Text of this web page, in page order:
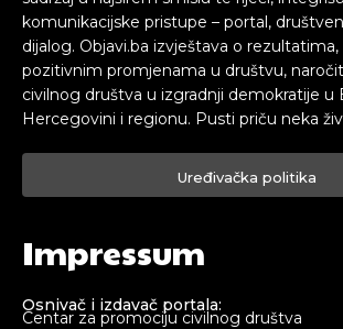
komunikacijske pristupe – portal,
dijalog. Objavi.ba izvještava o
pozitivnim promjenama u društvu,
civilnog društva u izgradnji demokratije u
Hercegovini i regionu. Pusti priču neka
Uređivačka politika
Impressum
Osnivač i izdavač portala:
Centar za promociju civilnog društva